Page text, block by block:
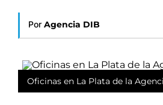
Por Agencia DIB
Oficinas en La Plata de la